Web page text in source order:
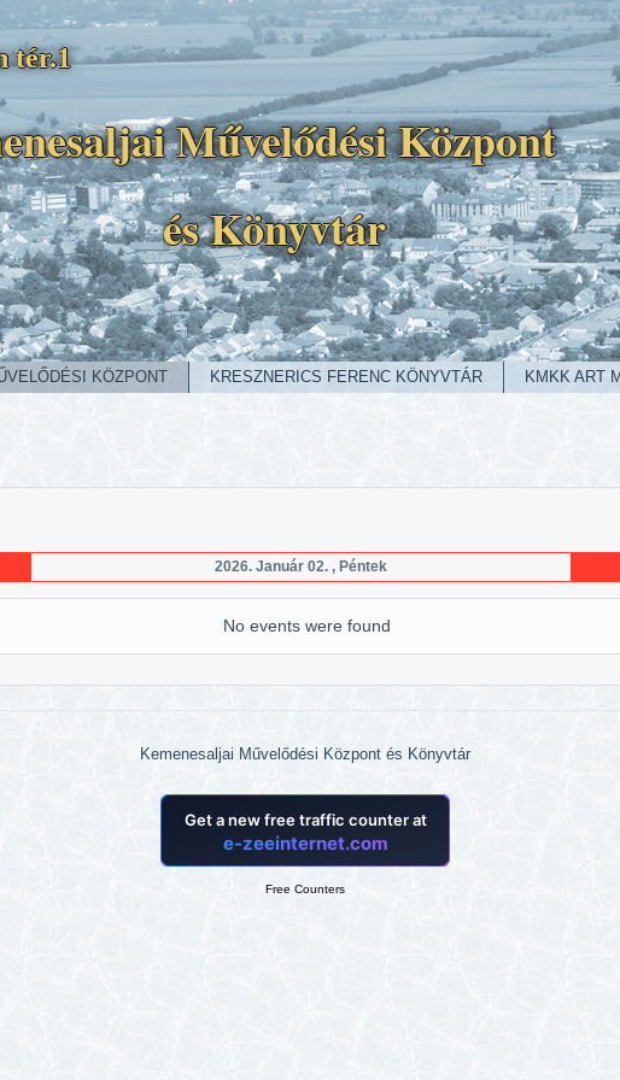
Művelődési Központ
tér.1
és Könyvtár
KÖZPONT KRESZNERICS FERENC KÖNYVTÁR KMKK ART
2026. Január 02. , Péntek
No events were found
Kemenesaljai Művelődési Központ és Könyvtár
Free Counters